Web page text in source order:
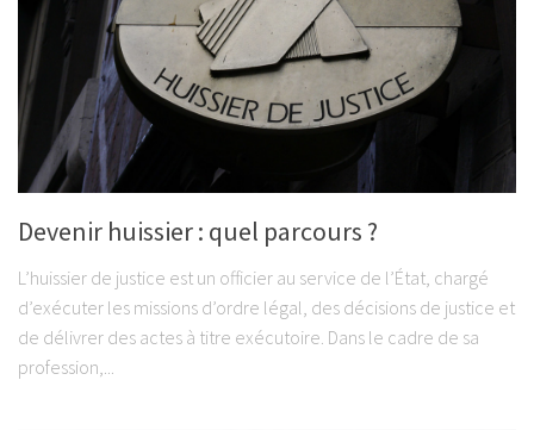
Devenir huissier : quel parcours ?
L’huissier de justice est un officier au service de l’État, chargé
d’exécuter les missions d’ordre légal, des décisions de justice et
de délivrer des actes à titre exécutoire. Dans le cadre de sa
profession,...